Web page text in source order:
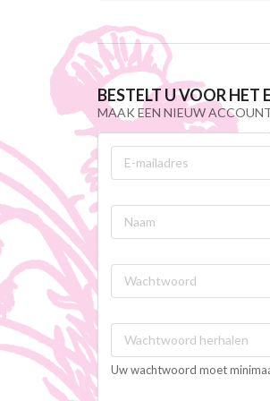
BESTELT U VOOR HET
MAAK EEN NIEUW
Uw wachtwoord moet